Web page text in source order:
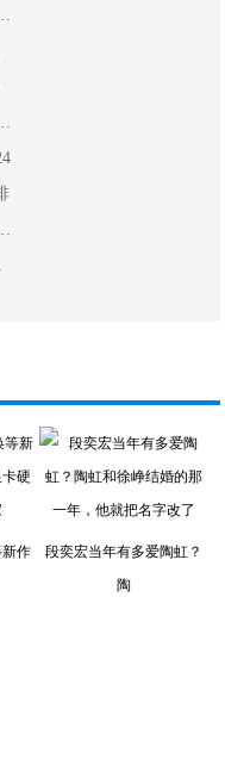
际化走上高速通道
划，提出多年没有
壁机」的做法，很
简
作
段奕宏当年有多爱陶虹？
陶